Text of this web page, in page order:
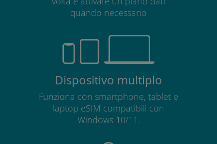
quando necessario
Dispositivo multiplo
Funziona con smartphone, tablet e
laptop eSIM compatibili con
Windows 10/11.